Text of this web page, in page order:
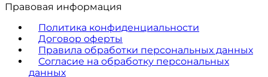
Правовая информация
Политика конфиденциальности
Договор оферты
Правила обработки персональных данных
Согласие на обработку персональных
данных